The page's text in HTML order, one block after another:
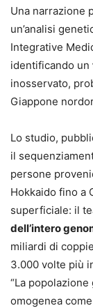
Una narrazione
un’analisi
Integrative
identificando un
inosservato,
Giappone
Lo studio,
il
persone
Hokkaido fino a
superficiale: il
dell’intero
miliardi di
3.000 volte più
“La
omogenea